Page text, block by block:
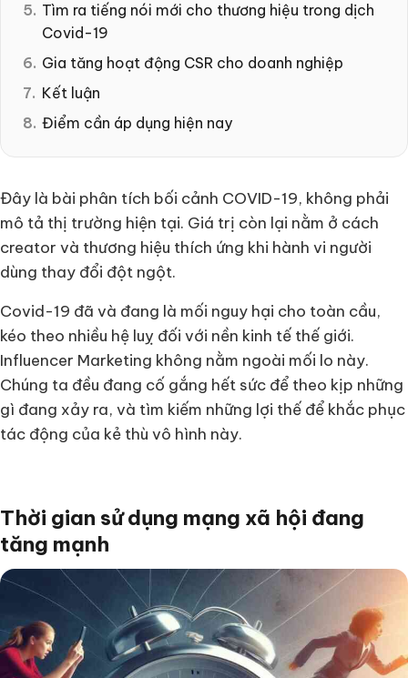
Tìm ra tiếng nói mới cho thương hiệu trong dịch
Covid-19
Gia tăng hoạt động CSR cho doanh nghiệp
Kết luận
Điểm cần áp dụng hiện nay
Đây là bài phân tích bối cảnh COVID-19, không phải
mô tả thị trường hiện tại. Giá trị còn lại nằm ở cách
creator và thương hiệu thích ứng khi hành vi người
dùng thay đổi đột ngột.
Covid-19 đã và đang là mối nguy hại cho toàn cầu,
kéo theo nhiều hệ luỵ đối với nền kinh tế thế giới.
Influencer Marketing không nằm ngoài mối lo này.
Chúng ta đều đang cố gắng hết sức để theo kịp những
gì đang xảy ra, và tìm kiếm những lợi thế để khắc phục
tác động của kẻ thù vô hình này.
Thời gian sử dụng mạng xã hội đang
tăng mạnh